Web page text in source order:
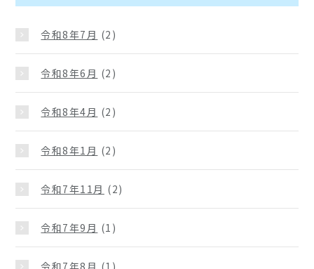
令和8年7月 (2)
令和8年6月 (2)
令和8年4月 (2)
令和8年1月 (2)
令和7年11月 (2)
令和7年9月 (1)
令和7年8月 (1)